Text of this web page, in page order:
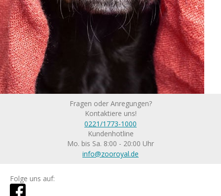
Fragen oder Anregungen?
Kontaktiere uns!
0221/1773-1000
Kundenhotline
Mo. bis Sa. 8:00 - 20:00 Uhr
info@zooroyal.de
Folge uns auf: